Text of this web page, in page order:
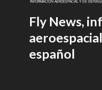
Fly News,
español